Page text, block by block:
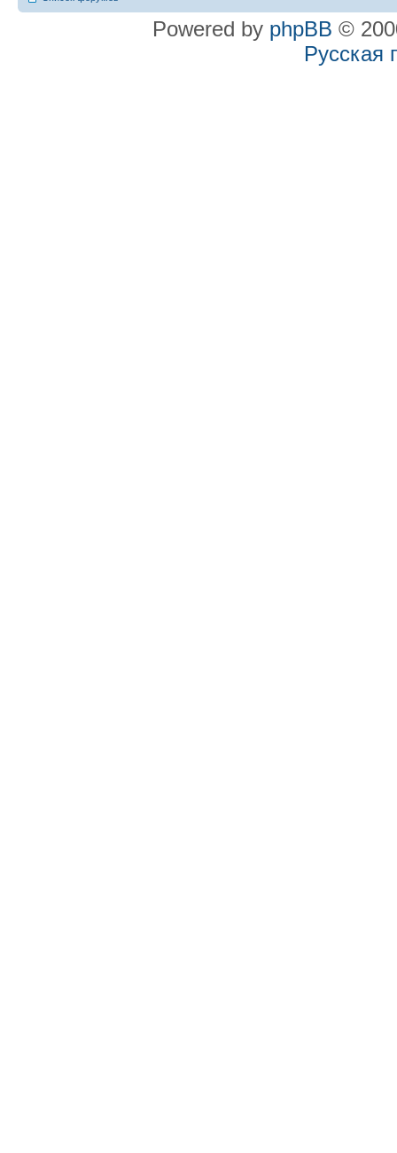
Powered by phpBB ©
Русская